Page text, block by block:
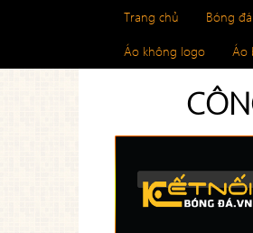
Trang chủ Bóng
Áo không logo
Áo